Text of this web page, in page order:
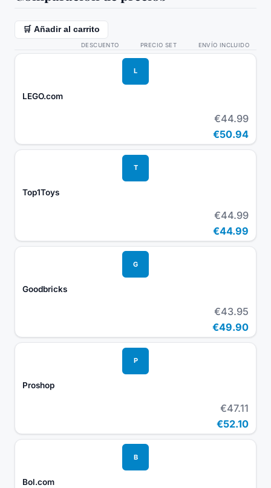
🛒 Añadir al carrito
DESCUENTO PRECIO SET ENVÍO INCLUIDO
L
LEGO.com
€44.99
€50.94
T
Top1Toys
€44.99
€44.99
G
Goodbricks
€43.95
€49.90
P
Proshop
€47.11
€52.10
B
Bol.com